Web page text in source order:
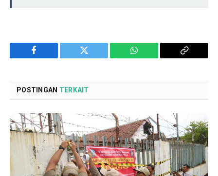
Facebook Twitter WhatsApp
Copy
POSTINGAN TERKAIT